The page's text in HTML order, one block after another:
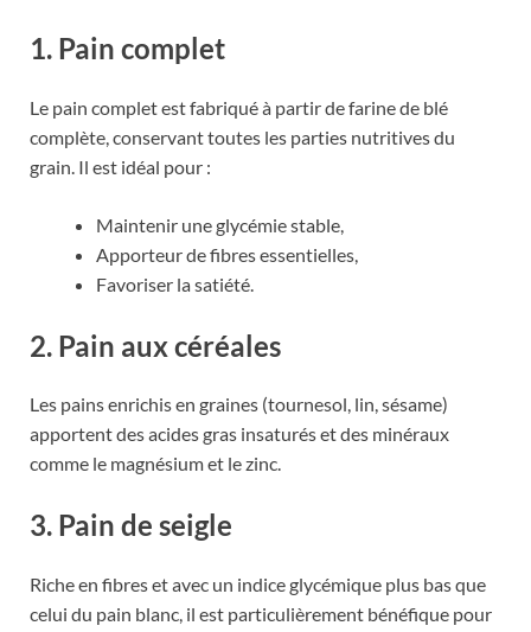
1. Pain complet
Le pain complet est fabriqué à partir de farine de blé
complète, conservant toutes les parties nutritives du
grain. Il est idéal pour :
Maintenir une glycémie stable,
Apporteur de fibres essentielles,
Favoriser la satiété.
2. Pain aux céréales
Les pains enrichis en graines (tournesol, lin, sésame)
apportent des acides gras insaturés et des minéraux
comme le magnésium et le zinc.
3. Pain de seigle
Riche en fibres et avec un indice glycémique plus bas que
celui du pain blanc, il est particulièrement bénéfique pour